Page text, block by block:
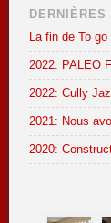
La fin de To
2022: PALEO
2022: Cully
2021: Nous
2020: